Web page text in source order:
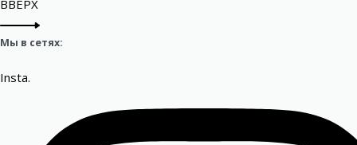
ВВЕРХ
Мы в сетях:
Insta.